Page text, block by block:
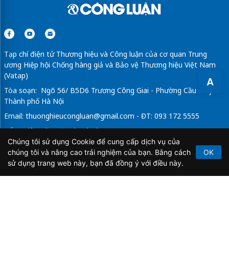
A
Tạp chí điện tử Thương hiệu và Công luận của cơ quan Trung
ương Hiệp hội Chống hàng giả và Bảo vệ Thương hiệu Việt Nam
(Vatap)
Tòa soạn: Ngõ 56/ B5D6 Trương Công Giai - Phường Cầu Giấy -
Thành phố Hà Nội
Email: thuonghieucongluan@gmail.com - ĐT: 093 172 5555
Tổng Biên Tập: Vũ Đức Thuận
Giấy phép hoạt động báo chí điện tử số 64/GP-BTTTT do Bộ
Thông tin và Truyền thông cấp ngày 21/2/2020.
Chúng tôi sử dụng Cookie để cung cấp dịch vụ của
chúng tôi và nâng cao trải nghiệm của bạn. Bằng cách
sử dụng trang web này, bạn đã đồng ý với điều này.
OK